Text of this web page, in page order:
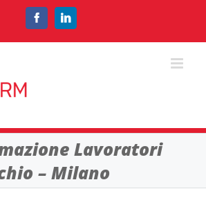
FacebookLinkedIn
Lavoratori
– Milano